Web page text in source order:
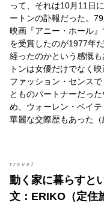
って、それは10月11日
ートンの訃報だった。
映画『アニー・ホール
を受賞したのが1977年
経ったのかという感慨
トンは女優だけでなく
ファッション・センス
とものパートナーだっ
め、ウォーレン・ベイテ
華麗な交際歴もあった（
travel
動く家に暮らすと
文：ERIKO（定住